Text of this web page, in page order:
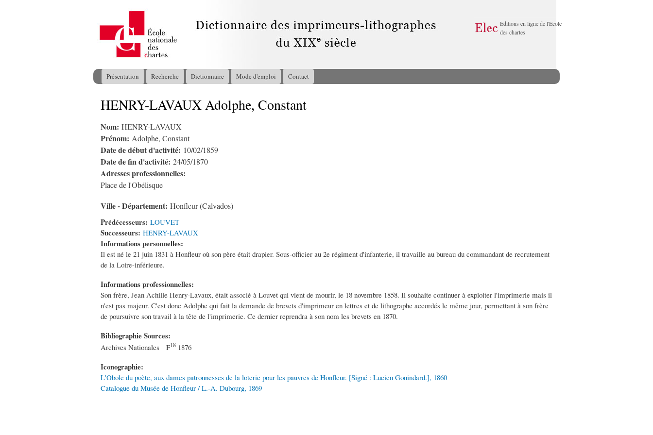
principal
Éditions en ligne de l'École
des chartes
Menu principal
Présentation Recherche Dictionnaire Mode d'emploi Contact
Vous êtes ici
HENRY-LAVAUX Adolphe, Constant
Nom: HENRY-LAVAUX
Prénom: Adolphe, Constant
Date de début d'activité: 10/02/1859
Date de fin d'activité: 24/05/1870
Adresses professionnelles:
Place de l'Obélisque
Ville - Département: Honfleur (Calvados)
Prédécesseurs: LOUVET
Successeurs: HENRY-LAVAUX
Informations personnelles:
Il est né le 21 juin 1831 à Honfleur où son père était drapier. Sous-officier au 2e régiment d'infanterie, il travaille au bureau du commandant de recrutement
de la Loire-inférieure.
Informations professionnelles:
Son frère, Jean Achille Henry-Lavaux, était associé à Louvet qui vient de mourir, le 18 novembre 1858. Il souhaite continuer à exploiter l'imprimerie mais il
n'est pas majeur. C'est donc Adolphe qui fait la demande de brevets d'imprimeur en lettres et de lithographe accordés le même jour, permettant à son frère
de poursuivre son travail à la tête de l'imprimerie. Ce dernier reprendra à son nom les brevets en 1870.
Bibliographie Sources:
Archives Nationales F18 1876
Iconographie:
L'Obole du poète, aux dames patronnesses de la loterie pour les pauvres de Honfleur. [Signé : Lucien Gonindard.], 1860
Catalogue du Musée de Honfleur / L.-A. Dubourg, 1869